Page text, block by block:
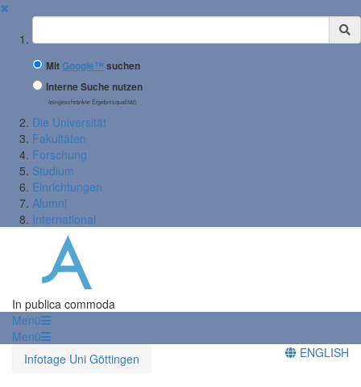
✖
Suchbegriff
MitGoogle™ suchen
Interne Suche nutzen
(eingeschränkte Ergebnisqualität)
Die Universität
Fakultäten
Forschung
Studium
Einrichtungen
Alumni
International
In publica commoda
Menü
Menü
Infotage Uni Göttingen
ENGLISH